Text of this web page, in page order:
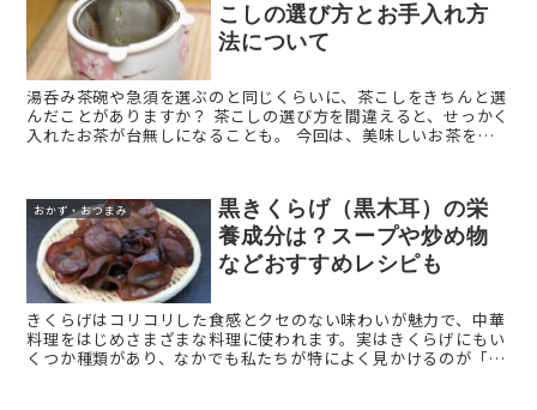
こしの選び方とお手入れ方
法について
湯呑み茶碗や急須を選ぶのと同じくらいに、茶こしをきちんと選
んだことがありますか？ 茶こしの選び方を間違えると、せっかく
入れたお茶が台無しになることも。 今回は、美味しいお茶をよ
おかず・おつまみ
黒きくらげ（黒木耳）の栄
養成分は？スープや炒め物
などおすすめレシピも
きくらげはコリコリした食感とクセのない味わいが魅力で、中華
料理をはじめさまざまな料理に使われます。実はきくらげにもい
くつか種類があり、なかでも私たちが特によく見かけるのが「黒